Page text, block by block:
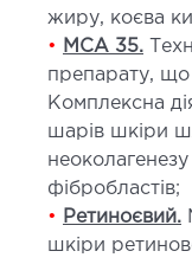
залоз з
жиру, коєва
•
MCA 35.
препарату, що
Комплексна
шарів шкіри
фібробластів;
•
Ретиноєвий.
шкіри